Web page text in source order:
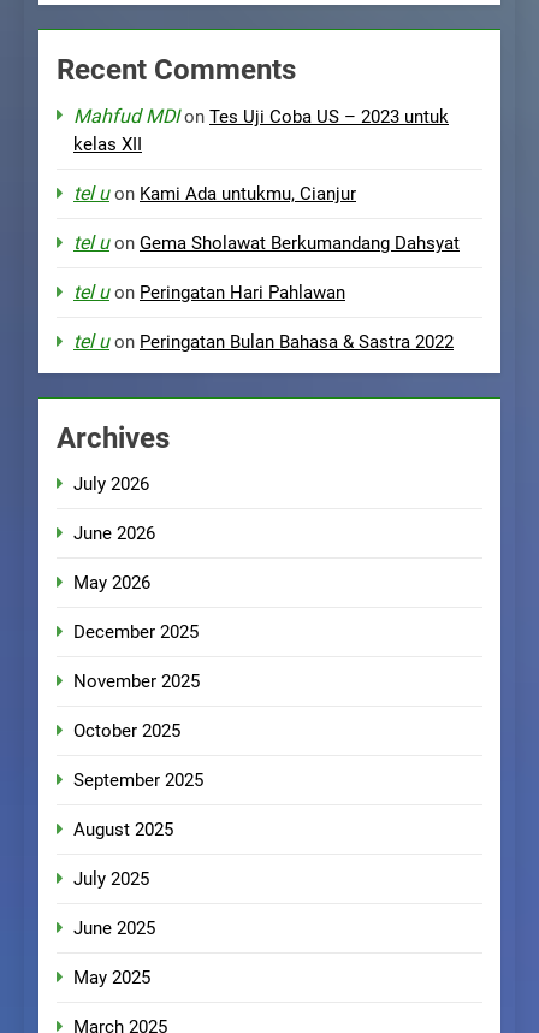
Recent Comments
Mahfud MDIon Tes Uji Coba US – 2023 untuk
kelas XII
tel uon Kami Ada untukmu, Cianjur
tel uon Gema Sholawat Berkumandang Dahsyat
tel uon Peringatan Hari Pahlawan
tel uon Peringatan Bulan Bahasa & Sastra 2022
Archives
July 2026
June 2026
May 2026
December 2025
November 2025
October 2025
September 2025
August 2025
July 2025
June 2025
May 2025
March 2025